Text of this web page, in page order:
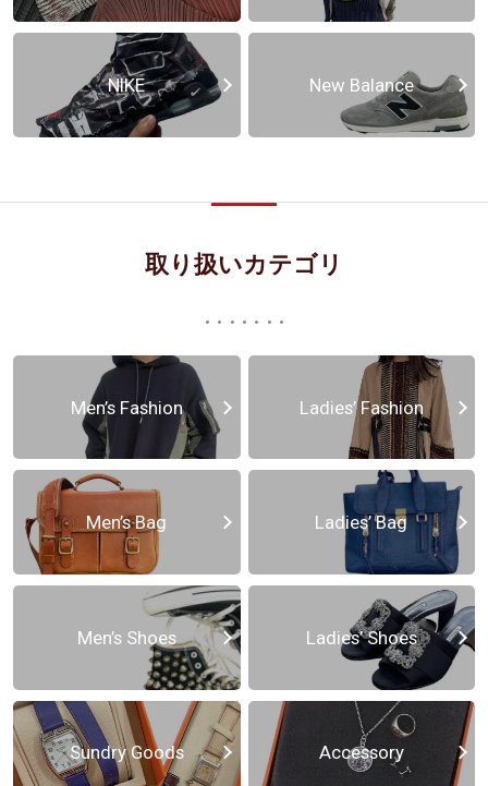
NIKE New Balance
取り扱いカテゴリ
Men’s Fashion Ladies’ Fashion
Men’s Bag Ladies’ Bag
Men’s Shoes Ladies’ Shoes
Sundry Goods Accessory